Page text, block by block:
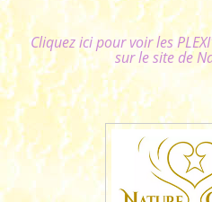
Cliquez ici pour voir les
sur le site de